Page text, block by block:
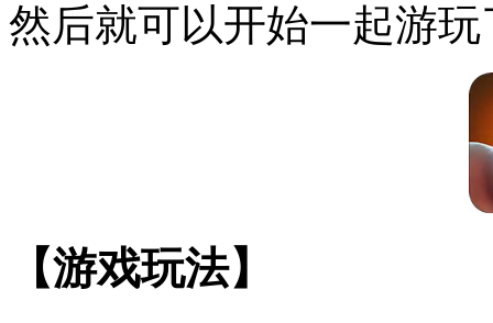
然后就可以开始一起游玩
【游戏玩法】